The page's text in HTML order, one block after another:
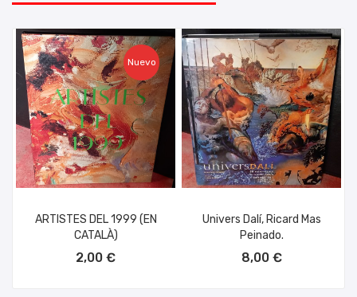
Nuevo
ARTISTES DEL 1999 (EN
CATALÀ)
2,00 €
Univers Dalí, Ricard Mas
Peinado.
8,00 €